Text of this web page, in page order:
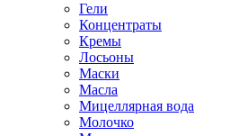
Гели
Концентраты
Кремы
Лосьоны
Маски
Масла
Мицеллярная вода
Молочко